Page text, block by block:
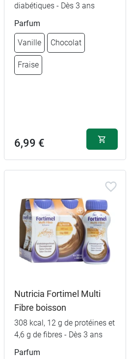
diabétiques - Dès 3 ans
Parfum
Vanille Chocolat
Fraise
6,99 €
Nutricia Fortimel Multi
Fibre boisson
308 kcal, 12 g de protéines et
4,6 g de fibres - Dès 3 ans
Parfum